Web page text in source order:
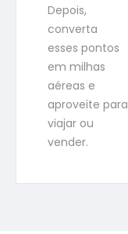
Depois,
converta
esses pontos
em milhas
aéreas e
aproveite para
viajar ou
vender.